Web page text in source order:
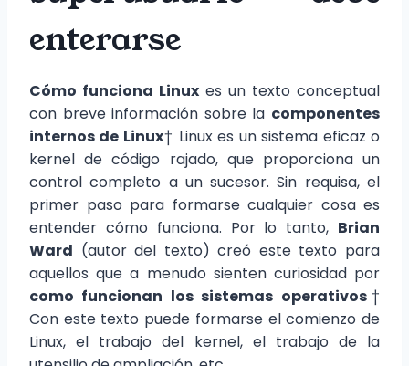
enterarse
Cómo funciona Linux es un texto conceptual
con breve información sobre la componentes
internos de Linux† Linux es un sistema eficaz o
kernel de código rajado, que proporciona un
control completo a un sucesor. Sin requisa, el
primer paso para formarse cualquier cosa es
entender cómo funciona. Por lo tanto, Brian
Ward (autor del texto) creó este texto para
aquellos que a menudo sienten curiosidad por
como funcionan los sistemas operativos†
Con este texto puede formarse el comienzo de
Linux, el trabajo del kernel, el trabajo de la